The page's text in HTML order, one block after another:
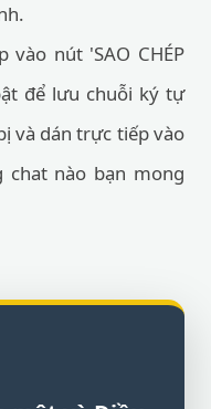
vào nút 'SAO CHÉP
để lưu chuỗi ký tự
và dán trực tiếp vào
nào bạn mong